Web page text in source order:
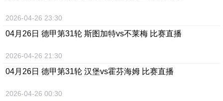
2026-04-26 23:30
04月26日 德甲第31轮 斯图加特vs不莱梅 比赛直播
2026-04-26 21:30
04月26日 德甲第31轮 汉堡vs霍芬海姆 比赛直播
2026-04-26 00:30